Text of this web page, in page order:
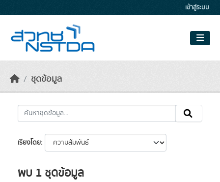
เข้าสู่ระบบ
ชุดข้อมูล
เรียงโดย
พบ 1 ชุดข้อมูล